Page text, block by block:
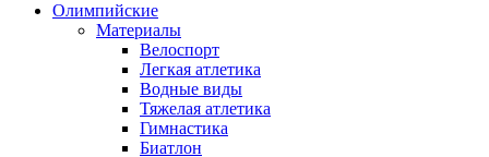
Олимпийские
Материалы
Велоспорт
Легкая атлетика
Водные виды
Тяжелая атлетика
Гимнастика
Биатлон